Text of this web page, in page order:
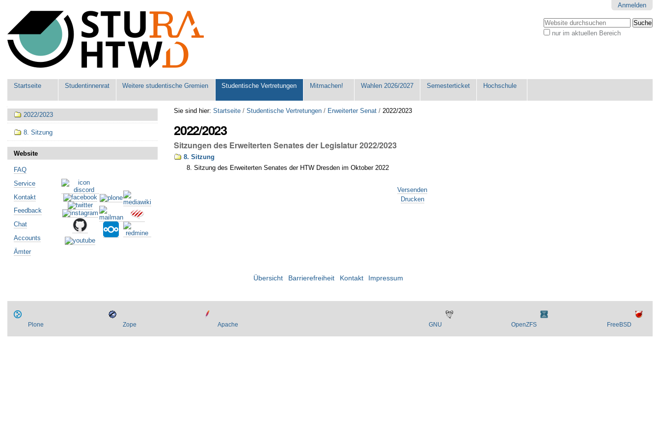
Werkzeuge
Anmelden
Website durchsuchen
nur im aktuellen Bereich
Sektionen
Startseite Studentinnenrat Weitere studentische Gremien Studentische Vertretungen Mitmachen! Wahlen 2026/2027 Semesterticket Hochschule
Sie sind hier: Startseite /Studentische Vertretungen / Erweiterter Senat /2022/2023
2022/2023
Sitzungen des Erweiterten Senates der Legislatur 2022/2023
8. Sitzung
8. Sitzung des Erweiterten Senates der HTW Dresden im Oktober 2022
Versenden
Drucken
Navigation
2022/2023
8. Sitzung
Website
FAQ
Service
Kontakt
Feedback
Chat
Accounts
Ämter
Übersicht Barrierefreiheit Kontakt Impressum
Plone Zope Apache GNU OpenZFS FreeBSD